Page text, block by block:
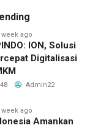
week ago
ION, Solusi
Digitalisasi
48 Admin22
week ago
Amankan